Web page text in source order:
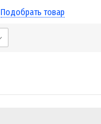
Подобрать товар